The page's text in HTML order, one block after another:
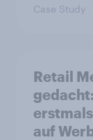
Case Study
Retail
auf